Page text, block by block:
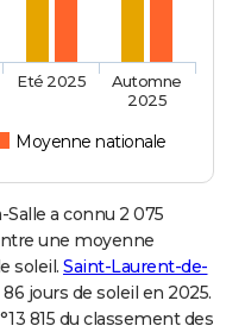
Moyenne nationale
Eté 2025
Automne
2025
a connu 2 075
une moyenne
soleil. Saint-Laurent-de-
jours de soleil en 2025.
815 du classement des